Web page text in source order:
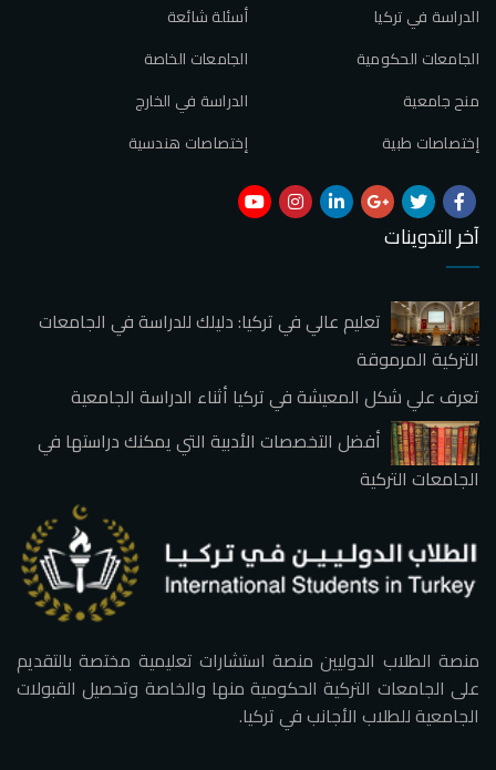
أسئلة شائعة
الدراسة في تركيا
الجامعات الخاصة
الجامعات الحكومية
الدراسة في الخارج
منح جامعية
إختصاصات هندسية
إختصاصات طبية
آخر التدوينات
تعليم عالي في تركيا: دليلك للدراسة في الجامعات
التركية المرموقة
تعرف علي شكل المعيشة في تركيا أثناء الدراسة الجامعية
أفضل التخصصات الأدبية التي يمكنك دراستها في
الجامعات التركية
منصة الطلاب الدوليين منصة استشارات تعليمية مختصة بالتقديم
على الجامعات التركية الحكومية منها والخاصة وتحصيل القبولات
الجامعية للطلاب الأجانب في تركيا.